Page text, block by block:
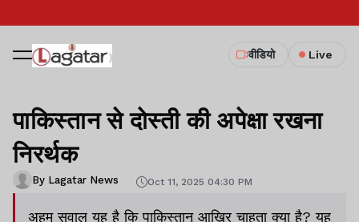
वीडियो Live
पाकिस्तान से दोस्ती की अपेक्षा रखना
निरर्थक
By Lagatar News Oct 11, 2025 04:30 PM
अहम सवाल यह है कि पाकिस्तान आखिर चाहता क्या है? यह